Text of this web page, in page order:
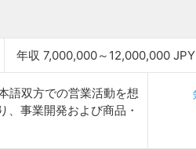
年収 7,000,000～12,000,000 JPY
語双方での営業活動を想
事業開発および商品・